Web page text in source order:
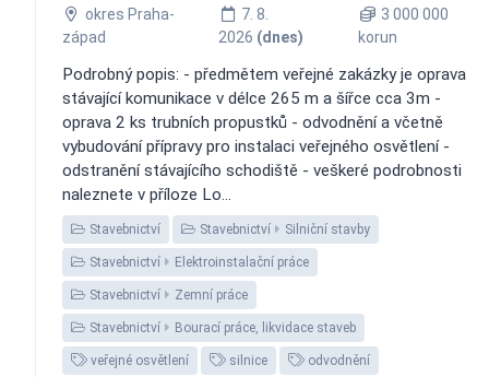
okres Praha-
západ
7. 8.
2026 (dnes)
3 000 000
korun
Podrobný popis: - předmětem veřejné zakázky je oprava
stávající komunikace v délce 265 m a šířce cca 3m -
oprava 2 ks trubních propustků - odvodnění a včetně
vybudování přípravy pro instalaci veřejného osvětlení -
odstranění stávajícího schodiště - veškeré podrobnosti
naleznete v příloze Lo...
Stavebnictví Stavebnictví Silniční stavby
Stavebnictví Elektroinstalační práce
Stavebnictví Zemní práce
Stavebnictví Bourací práce, likvidace staveb
veřejné osvětlení silnice odvodnění